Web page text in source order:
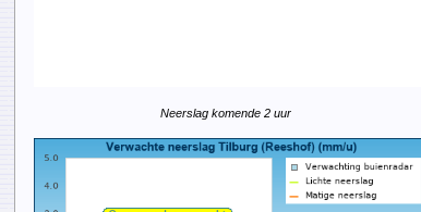
Neerslag komende 2 uur